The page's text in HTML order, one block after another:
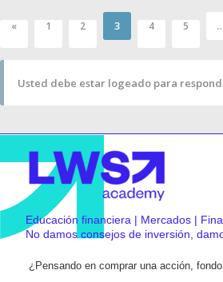
« 1 2 3 4 5
Usted debe estar logeado para
Educación financiera | Mercados |
No damos consejos de inversión,
¿Pensando en comprar una acción,